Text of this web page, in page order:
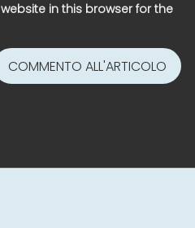
in this browser for the